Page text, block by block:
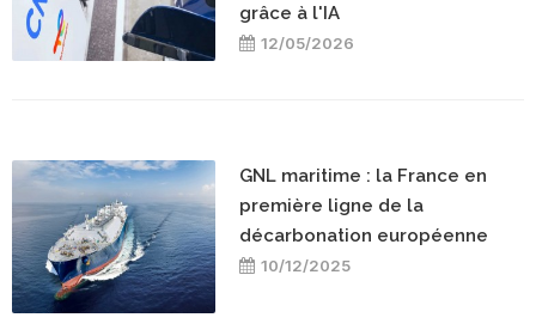
grâce à l'IA
12/05/2026
GNL maritime : la France en
première ligne de la
décarbonation européenne
10/12/2025